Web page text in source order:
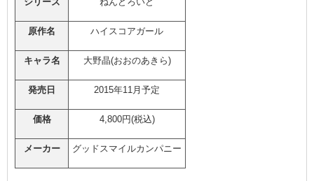
原作名 ハイスコアガール
キャラ名 大野晶(おおのあきら)
発売日 2015年11月予定
価格 4,800円(税込)
メーカー グッドスマイルカンパニー